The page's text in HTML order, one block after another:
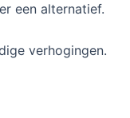
een alternatief.
verhogingen.